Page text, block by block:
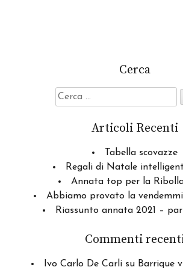
Cerca
Ricerca
per:
Articoli Recenti
Tabella scovazze
Regali di Natale
Annata top per la
Abbiamo provato la
Riassunto annata 2021 –
Commenti
Ivo Carlo De Carli su Barrique